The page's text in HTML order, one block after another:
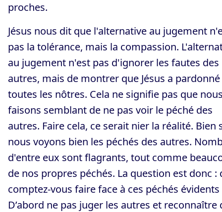
proches.
Jésus nous dit que l'alternative au jugement
pas la tolérance, mais la compassion.
au jugement n'est pas d'ignorer les fautes des
autres, mais de montrer que Jésus a pardonné
toutes les nôtres. Cela ne signifie pas que
faisons semblant de ne pas voir le péché des
autres. Faire cela, ce serait nier la réalité. Bien
nous voyons bien les péchés des autres.
d'entre eux sont flagrants, tout comme
de nos propres péchés. La question est donc :
comptez-vous faire face à ces péchés évidents
D’abord ne pas juger les autres et reconnaître